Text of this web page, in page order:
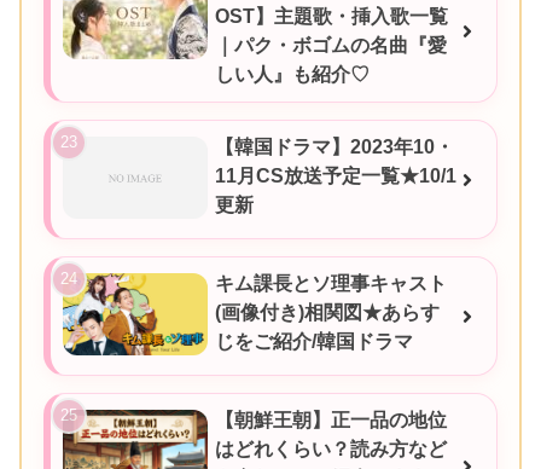
OST】主題歌・挿入歌一覧
｜パク・ボゴムの名曲『愛
しい人』も紹介♡
【韓国ドラマ】2023年10・
11月CS放送予定一覧★10/1
更新
キム課長とソ理事キャスト
(画像付き)相関図★あらす
じをご紹介/韓国ドラマ
【朝鮮王朝】正一品の地位
はどれくらい？読み方など